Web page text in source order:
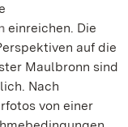
einreichen. Die
auf die
Maulbronn sind
Nach
von einer